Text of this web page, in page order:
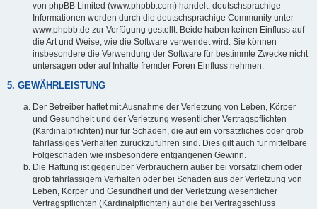
von phpBB Limited (www.phpbb.com) handelt; deutschsprachige
Informationen werden durch die deutschsprachige Community unter
www.phpbb.de zur Verfügung gestellt. Beide haben keinen Einfluss auf
die Art und Weise, wie die Software verwendet wird. Sie können
insbesondere die Verwendung der Software für bestimmte Zwecke nicht
untersagen oder auf Inhalte fremder Foren Einfluss nehmen.
5. GEWÄHRLEISTUNG
Der Betreiber haftet mit Ausnahme der Verletzung von Leben, Körper
und Gesundheit und der Verletzung wesentlicher Vertragspflichten
(Kardinalpflichten) nur für Schäden, die auf ein vorsätzliches oder grob
fahrlässiges Verhalten zurückzuführen sind. Dies gilt auch für mittelbare
Folgeschäden wie insbesondere entgangenen Gewinn.
Die Haftung ist gegenüber Verbrauchern außer bei vorsätzlichem oder
grob fahrlässigem Verhalten oder bei Schäden aus der Verletzung von
Leben, Körper und Gesundheit und der Verletzung wesentlicher
Vertragspflichten (Kardinalpflichten) auf die bei Vertragsschluss